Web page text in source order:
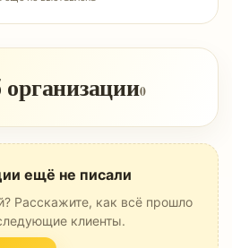
0
ещё не писали
Расскажите, как всё прошло
клиенты.